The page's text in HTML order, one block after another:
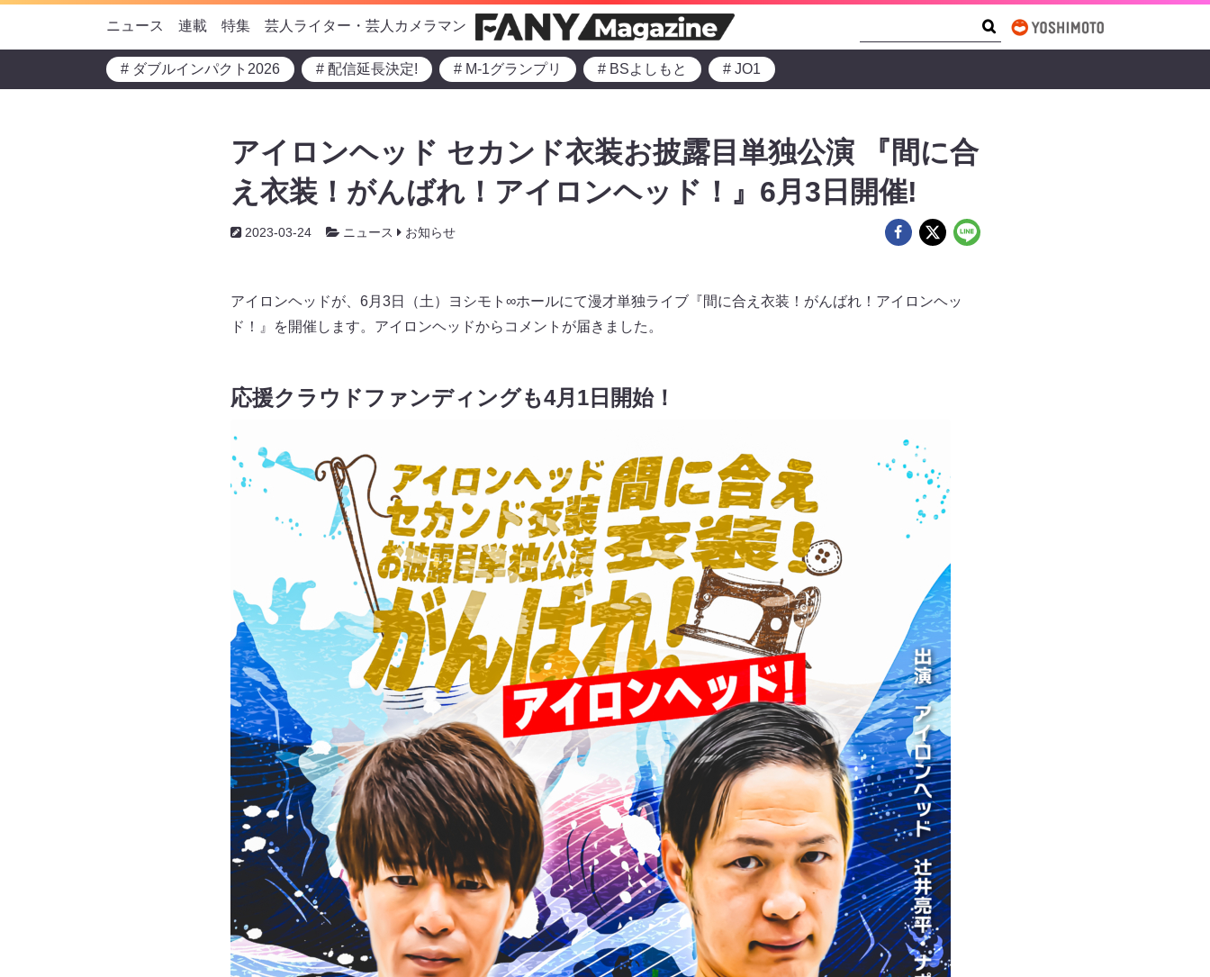
ニュース 連載 特集 芸人ライター・芸人カメラマン
# ダブルインパクト2026 # 配信延長決定! # M-1グランプリ # BSよしもと # JO1
アイロンヘッド セカンド衣装お披露目単独公演 『間に合
え衣装！がんばれ！アイロンヘッド！』6月3日開催!
2023-03-24 ニュース お知らせ
アイロンヘッドが、6月3日（土）ヨシモト∞ホールにて漫才単独ライブ『間に合え衣装！がんばれ！アイロンヘッ
ド！』を開催します。アイロンヘッドからコメントが届きました。
応援クラウドファンディングも4月1日開始！